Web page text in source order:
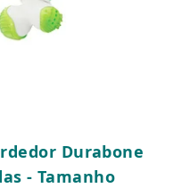
Durabone
- Tamanho